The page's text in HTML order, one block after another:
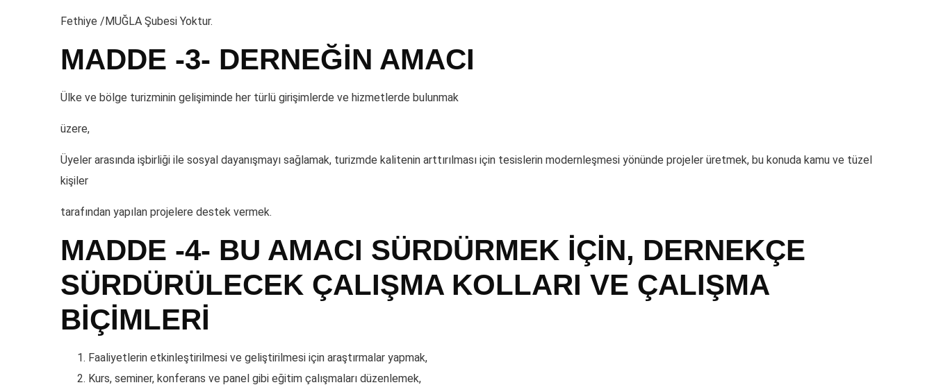
Fethiye /MUĞLA Şubesi Yoktur.
MADDE -3- DERNEĞİN AMACI
Ülke ve bölge turizminin gelişiminde her türlü girişimlerde ve hizmetlerde bulunmak
üzere,
Üyeler arasında işbirliği ile sosyal dayanışmayı sağlamak, turizmde kalitenin arttırılması için tesislerin modernleşmesi yönünde projeler üretmek, bu konuda kamu ve tüzel
kişiler
tarafından yapılan projelere destek vermek.
MADDE -4- BU AMACI SÜRDÜRMEK İÇİN, DERNEKÇE
SÜRDÜRÜLECEK ÇALIŞMA KOLLARI VE ÇALIŞMA
BİÇİMLERİ
Faaliyetlerin etkinleştirilmesi ve geliştirilmesi için araştırmalar yapmak,
Kurs, seminer, konferans ve panel gibi eğitim çalışmaları düzenlemek,